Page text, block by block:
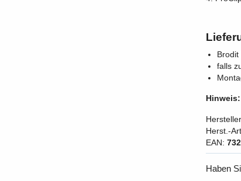
falls
Hinweis:
Herst.-
EAN:
Haben